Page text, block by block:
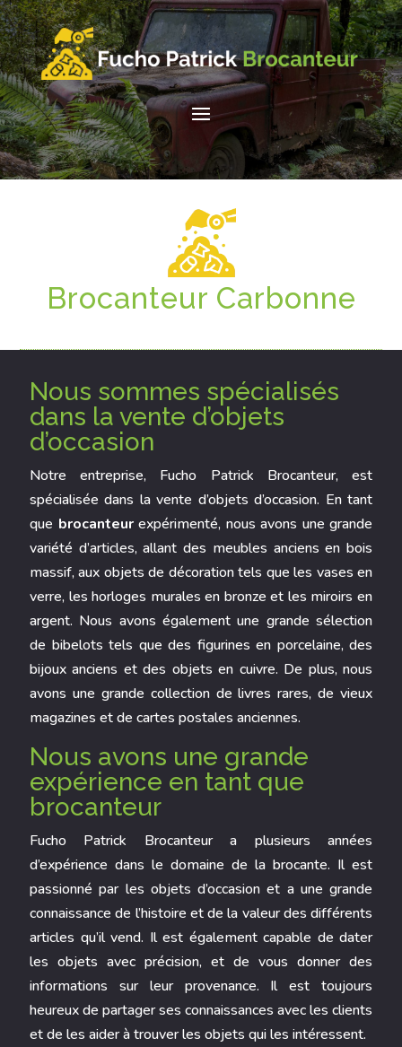
Brocanteur Carbonne
Nous sommes spécialisés
dans la vente d’objets
d’occasion
Notre entreprise, Fucho Patrick Brocanteur, est
spécialisée dans la vente d’objets d’occasion. En tant
que brocanteurexpérimenté, nous avons une grande
variété d’articles, allant des meubles anciens en bois
massif, aux objets de décoration tels que les vases en
verre, les horloges murales en bronze et les miroirs en
argent. Nous avons également une grande sélection
de bibelots tels que des figurines en porcelaine, des
bijoux anciens et des objets en cuivre. De plus, nous
avons une grande collection de livres rares, de vieux
magazines et de cartes postales anciennes.
Nous avons une grande
expérience en tant que
brocanteur
Fucho Patrick Brocanteur a plusieurs années
d’expérience dans le domaine de la brocante. Il est
passionné par les objets d’occasion et a une grande
connaissance de l’histoire et de la valeur des différents
articles qu’il vend. Il est également capable de dater
les objets avec précision, et de vous donner des
informations sur leur provenance. Il est toujours
heureux de partager ses connaissances avec les clients
et de les aider à trouver les objets qui les intéressent.